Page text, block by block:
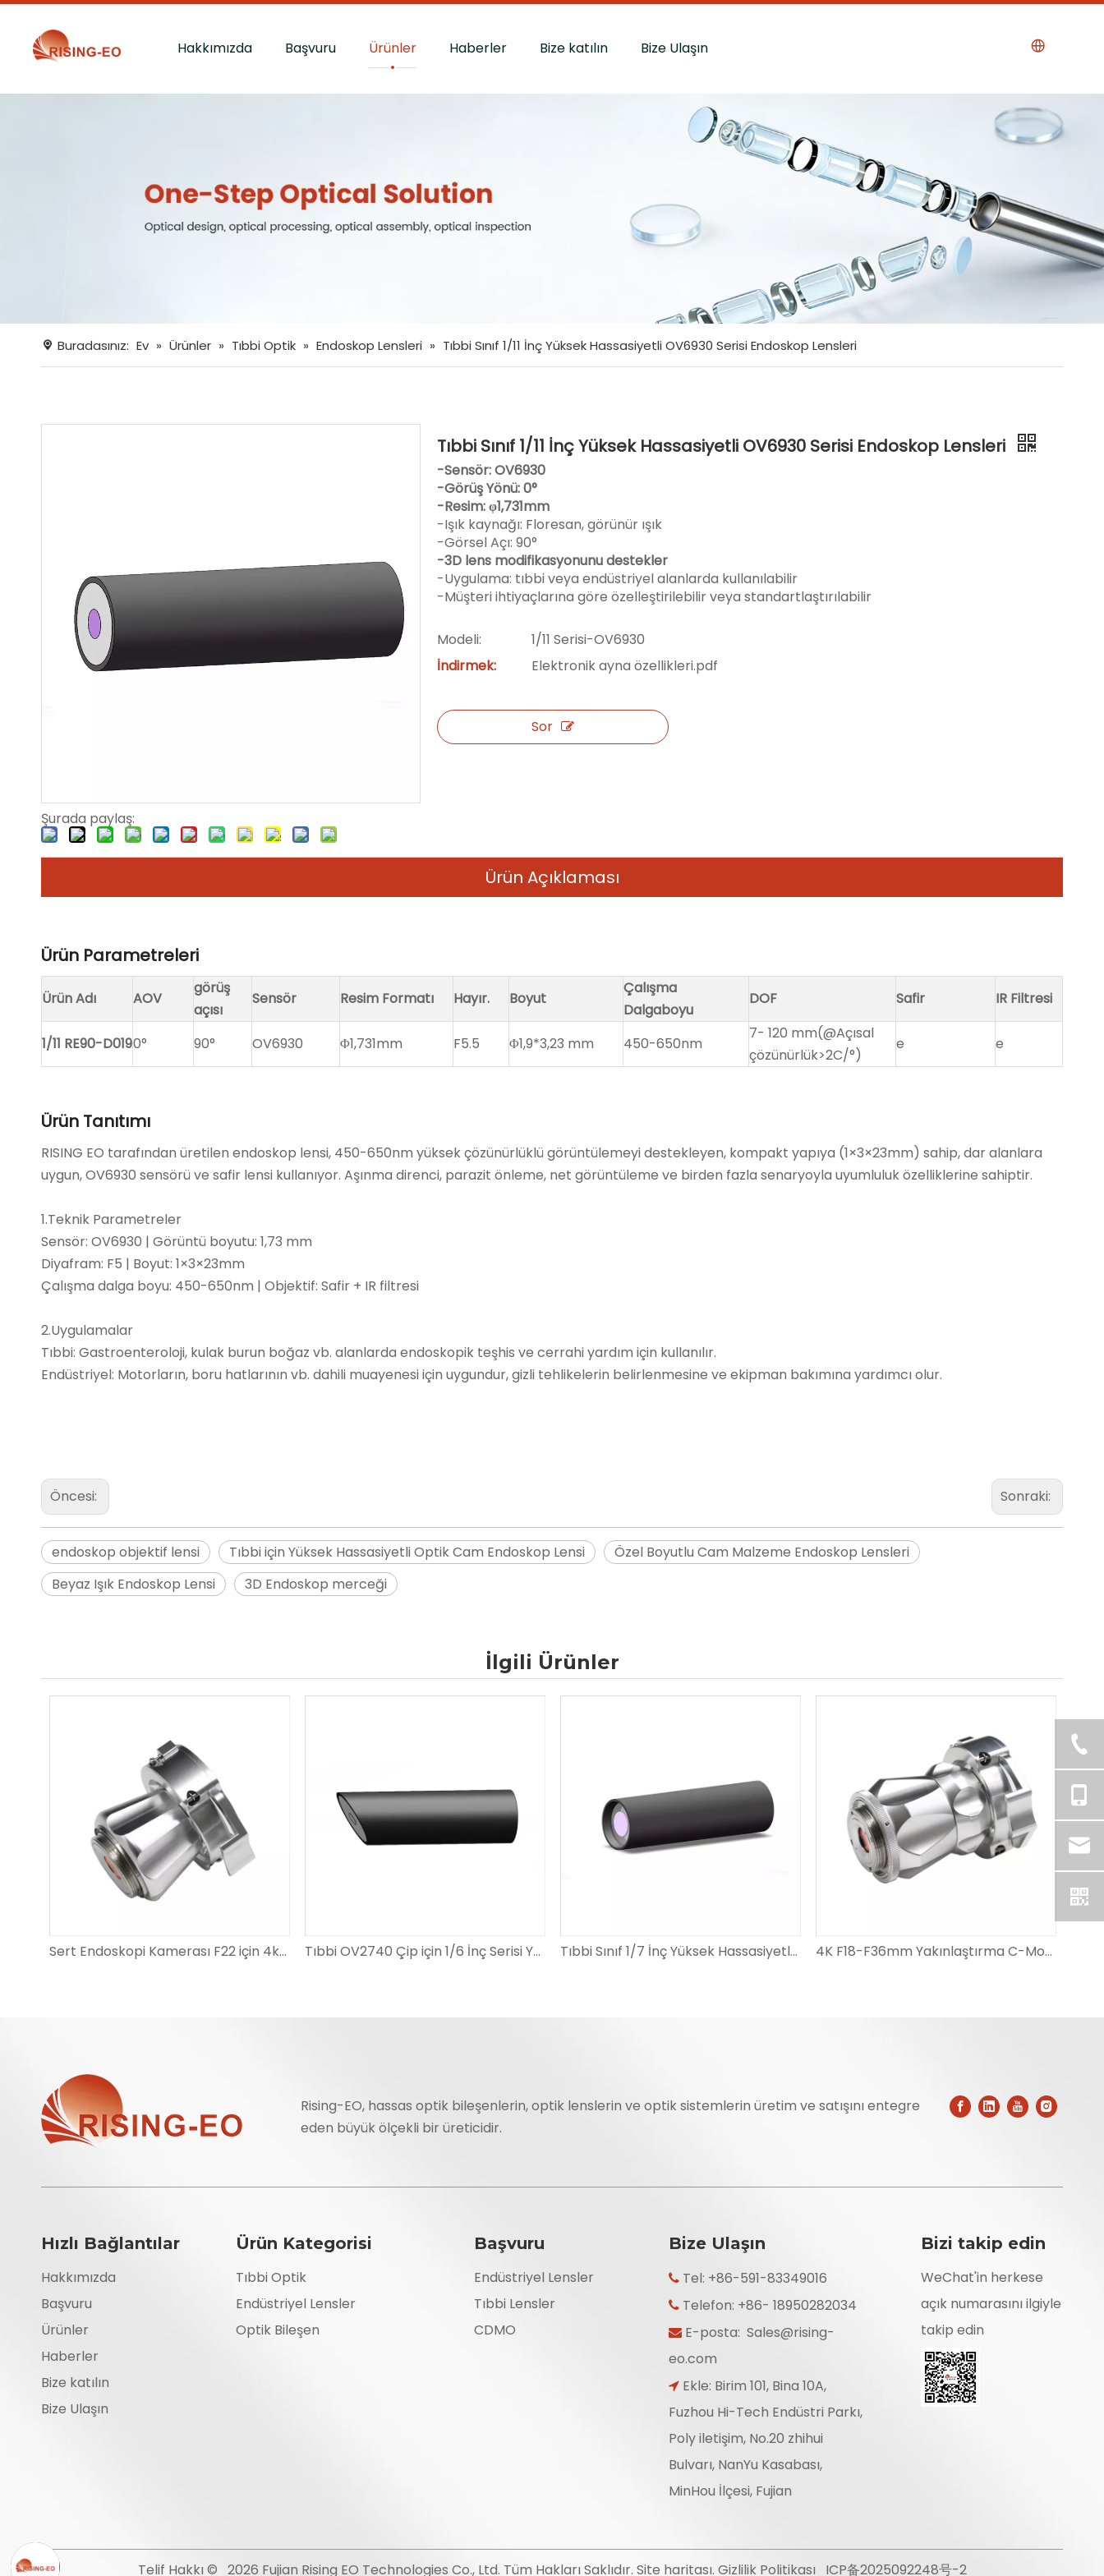
Hakkımızda Başvuru Ürünler Haberler Bize katılın Bize Ulaşın
Buradasınız: Ev » Ürünler » Tıbbi Optik » Endoskop Lensleri » Tıbbi Sınıf 1/11 İnç Yüksek Hassasiyetli OV6930 Serisi Endoskop Lensleri
Şurada paylaş:
Tıbbi Sınıf 1/11 İnç Yüksek Hassasiyetli OV6930 Serisi Endoskop Lensleri
-Sensör: OV6930
-Görüş Yönü: 0°
-Resim: φ1,731mm
-Işık kaynağı: Floresan, görünür ışık
-Görsel Açı: 90°
-3D lens modifikasyonunu destekler
-Uygulama: tıbbi veya endüstriyel alanlarda kullanılabilir
-Müşteri ihtiyaçlarına göre özelleştirilebilir veya standartlaştırılabilir
Modeli:
1/11 Serisi-OV6930
İndirmek:
Elektronik ayna özellikleri.pdf
Sor
Ürün Açıklaması
Ürün Parametreleri
Ürün Adı AOV
görüş
açısı
Sensör Resim Formatı Hayır. Boyut
Çalışma
Dalgaboyu
DOF Safir IR Filtresi
1/11 RE90-D0190° 90° OV6930 Φ1,731mm F5.5 Φ1,9*3,23 mm 450-650nm
7- 120 mm(@Açısal
çözünürlük>2C/°)
e e
Ürün Tanıtımı
RISING EO tarafından üretilen endoskop lensi, 450-650nm yüksek çözünürlüklü görüntülemeyi destekleyen, kompakt yapıya (1×3×23mm) sahip, dar alanlara
uygun, OV6930 sensörü ve safir lensi kullanıyor. Aşınma direnci, parazit önleme, net görüntüleme ve birden fazla senaryoyla uyumluluk özelliklerine sahiptir.
1.Teknik Parametreler
Sensör: OV6930 | Görüntü boyutu: 1,73 mm
Diyafram: F5 | Boyut: 1×3×23mm
Çalışma dalga boyu: 450-650nm | Objektif: Safir + IR filtresi
2.Uygulamalar
Tıbbi: Gastroenteroloji, kulak burun boğaz vb. alanlarda endoskopik teşhis ve cerrahi yardım için kullanılır.
Endüstriyel: Motorların, boru hatlarının vb. dahili muayenesi için uygundur, gizli tehlikelerin belirlenmesine ve ekipman bakımına yardımcı olur.
Öncesi: Sonraki:
endoskop objektif lensi Tıbbi için Yüksek Hassasiyetli Optik Cam Endoskop Lensi
Özel Boyutlu Cam Malzeme Endoskop Lensleri
Beyaz Işık Endoskop Lensi
3D Endoskop merceği
İlgili Ürünler
Sert Endoskopi Kamerası F22 için 4k Endoskop Bağlayıcı C-Montaj Adaptörü Tıbbi OV2740 Çip için 1/6 İnç Serisi Yüksek Hassasiyetli Optik Cam Endoskop Lensleri Tıbbi Sınıf 1/7 İnç Yüksek Hassasiyetli OV9740 Serisi Endoskop Lensleri 4K F18-F36mm Yakınlaştırma C-Mount Endoskop Bağlayıcı Adaptörü Optik Bağlayıcı
Rising-EO, hassas optik bileşenlerin, optik lenslerin ve optik sistemlerin üretim ve satışını entegre
eden büyük ölçekli bir üreticidir.
Hızlı Bağlantılar
Hakkımızda
Başvuru
Ürünler
Haberler
Bize katılın
Bize Ulaşın
Ürün Kategorisi
Tıbbi Optik
Endüstriyel Lensler
Optik Bileşen
Başvuru
Endüstriyel Lensler
Tıbbi Lensler
CDMO
Bize Ulaşın
 Tel: +86-591-83349016
 Telefon: +86- 18950282034
E-posta: Sales@rising-
eo.com
 Ekle: Birim 101, Bina 10A,
Fuzhou Hi-Tech Endüstri Parkı,
Poly iletişim, No.20 zhihui
Bulvarı, NanYu Kasabası,
MinHou İlçesi, Fujian
Bizi takip edin
WeChat'in herkese
açık numarasını ilgiyle
takip edin
Telif Hakkı © 2026 Fujian Rising EO Technologies Co., Ltd. Tüm Hakları Saklıdır. Site haritası. Gizlilik Politikası ICP备2025092248号-2